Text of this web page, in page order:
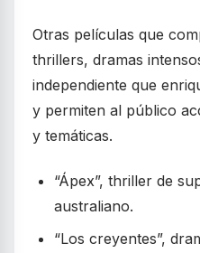
Otras películas que
thrillers, dramas
independiente que
y permiten al público
y temáticas.
“Ápex”, thriller de
australiano.
“Los creyentes”,